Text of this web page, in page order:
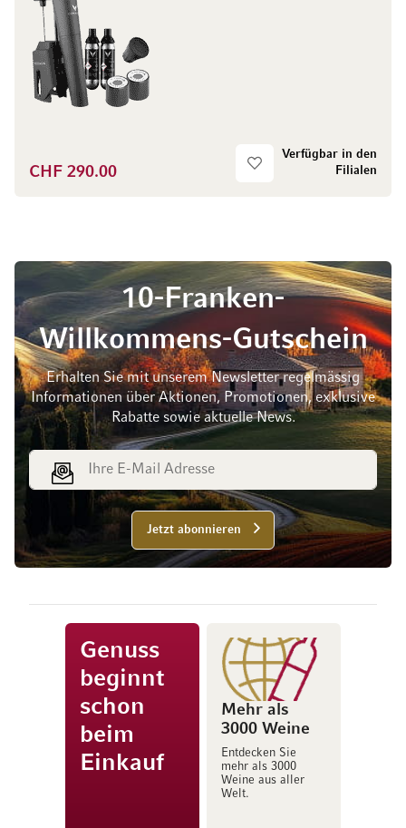
CHF 290.00
Verfügbar in den
Filialen
10-Franken-
Willkommens-Gutschein
Erhalten Sie mit unserem Newsletter regelmässig
Informationen über Aktionen, Promotionen, exklusive
Rabatte sowie aktuelle News.
E-Mail Adresse
Jetzt abonnieren
Genuss
beginnt
schon
beim
Einkauf
Mehr als
3000 Weine
Entdecken Sie
mehr als 3000
Weine aus aller
Welt.